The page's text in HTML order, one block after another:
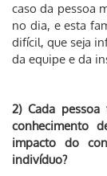
caso da pessoa
no dia, e esta
difícil, que seja
da equipe e da
2) Cada
conhecimento
impacto do
indivíduo?